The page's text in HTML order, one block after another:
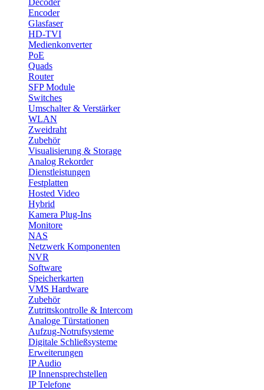
Encoder
Glasfaser
HD-TVI
Medienkonverter
PoE
Quads
Router
SFP Module
Switches
Umschalter & Verstärker
WLAN
Zweidraht
Zubehör
Visualisierung & Storage
Analog Rekorder
Dienstleistungen
Festplatten
Hosted Video
Hybrid
Kamera Plug-Ins
Monitore
NAS
Netzwerk Komponenten
NVR
Software
Speicherkarten
VMS Hardware
Zubehör
Zutrittskontrolle & Intercom
Analoge Türstationen
Aufzug-Notrufsysteme
Digitale Schließsysteme
Erweiterungen
IP Audio
IP Innensprechstellen
IP Telefone